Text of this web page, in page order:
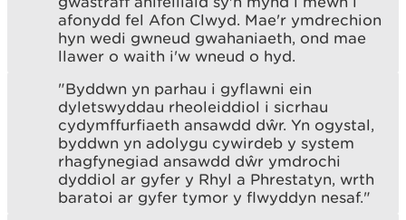
afonydd fel Afon Clwyd. Mae'r ymdrechion
hyn wedi gwneud gwahaniaeth, ond mae
llawer o waith i'w wneud o hyd.
"Byddwn yn parhau i gyflawni ein
dyletswyddau rheoleiddiol i sicrhau
cydymffurfiaeth ansawdd dŵr. Yn ogystal,
byddwn yn adolygu cywirdeb y system
rhagfynegiad ansawdd dŵr ymdrochi
dyddiol ar gyfer y Rhyl a Phrestatyn, wrth
baratoi ar gyfer tymor y flwyddyn nesaf."